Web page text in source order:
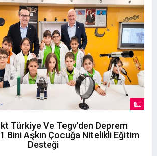
Türkiye Ve Tegv’den Deprem
Bini Aşkın Çocuğa Nitelikli Eğitim
Desteği